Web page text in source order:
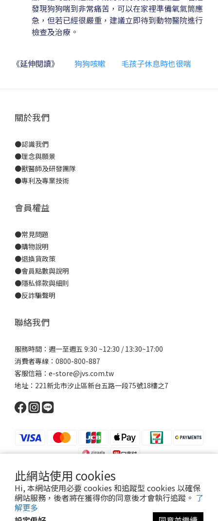
此網站使用 cookies
Hi, 本網站使用必要 cookies 和追蹤型 cookies 以確保
網站服務，後者將在獲得你的同意後才會執行追蹤。 了
解更多
發現狗狗喘到非常痛苦，可以在家裡準備氧氣筒應
急，但若已經很嚴重，建議立即待到動物醫院進行
檢查及治療。
《延伸閱讀》 狗狗咳嗽 毛孩子休息時也很喘
關於我們
●認識我們
●理念與願景
●獸醫師及研發團隊
●專利及專業技術
會員權益
●常見問題
●購物說明
●退換貨政策
●會員點數與說明
●隱私條款與細則
●反詐騙聲明
聯絡我們
服務時間：週一至週五 9:30 ~12:30 / 13:30~17:00
消費者專線：0800-800-887
客服信箱：e-store@jvs.com.tw
地址：221新北市汐止區新台五路一段75號18樓之7
Copyright 2021 ©寶昕股份有限公司 | Johnson V Science Corp., Ltd.
本公司所有產品已投保富邦產物產品責任險1000萬元